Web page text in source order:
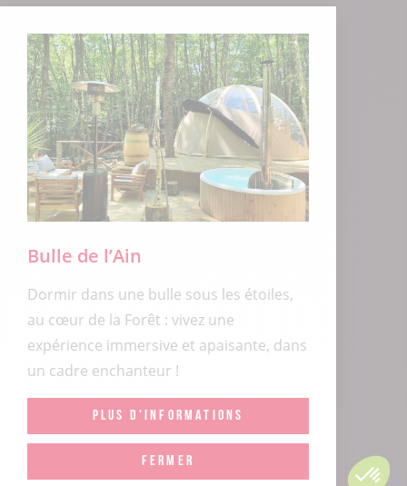
Bulle de l’Ain
Dormir dans une bulle sous les étoiles,
au cœur de la Forêt : vivez une
expérience immersive et apaisante, dans
un cadre enchanteur !
PLUS D'INFORMATIONS
FERMER